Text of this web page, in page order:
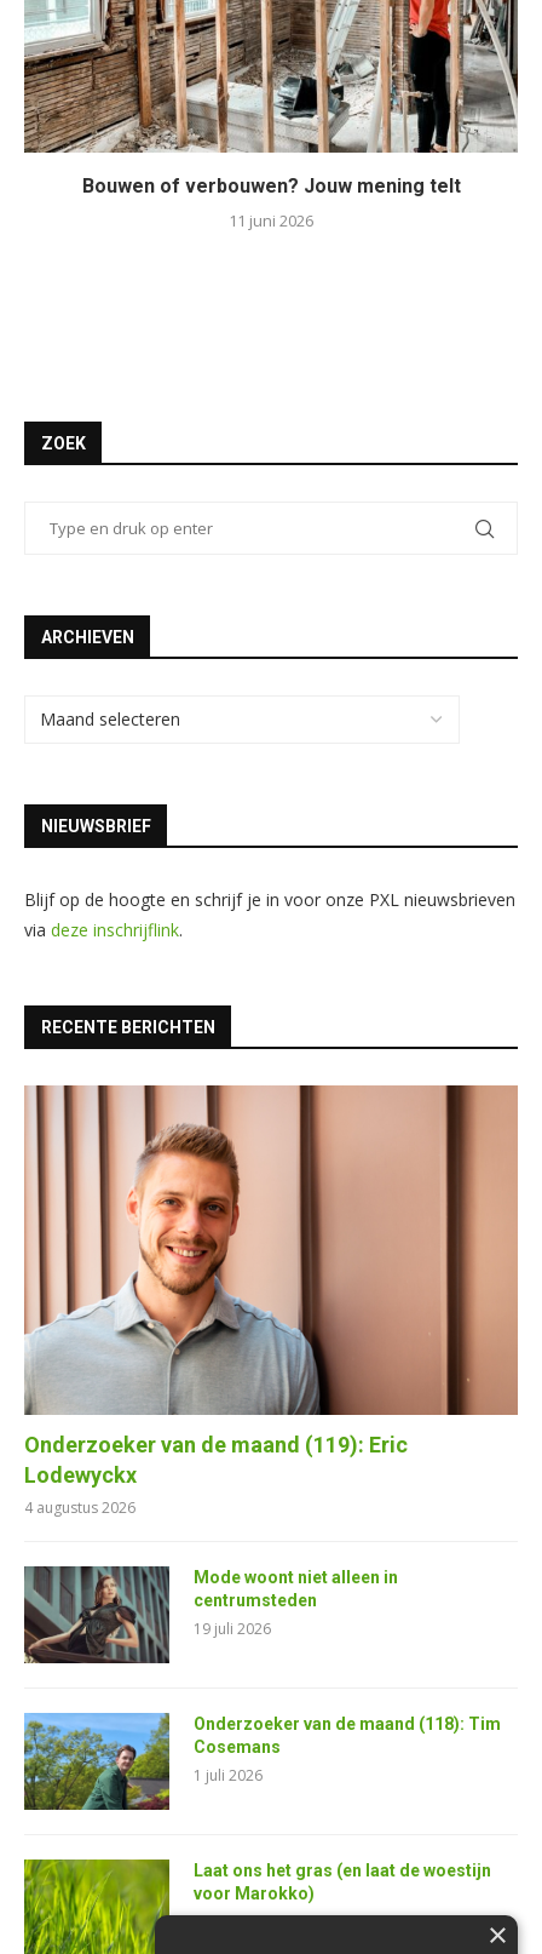
Bouwen of verbouwen? Jouw mening telt
11 juni 2026
ZOEK
ARCHIEVEN
NIEUWSBRIEF
Blijf op de hoogte en schrijf je in voor onze PXL nieuwsbrieven
via deze inschrijflink.
RECENTE BERICHTEN
Onderzoeker van de maand (119): Eric
Lodewyckx
4 augustus 2026
Mode woont niet alleen in
centrumsteden
19 juli 2026
Onderzoeker van de maand (118): Tim
Cosemans
1 juli 2026
Laat ons het gras (en laat de woestijn
voor Marokko)
25 juni 2026 ×